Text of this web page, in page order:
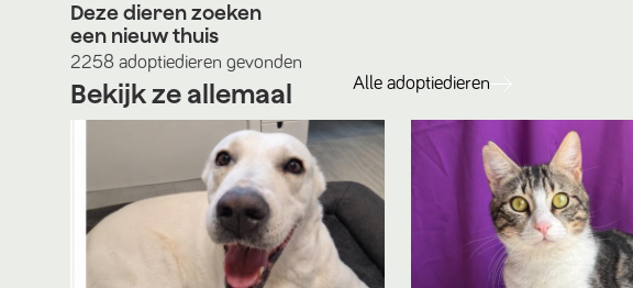
Deze dieren zoeken
een nieuw thuis
2258 adoptiedieren gevonden
Bekijk ze allemaal Alle adoptiedieren